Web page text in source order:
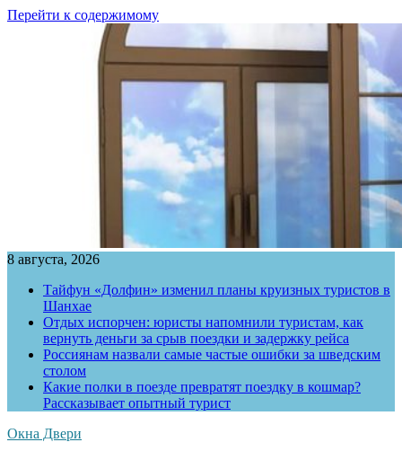
Перейти к содержимому
8 августа, 2026
Тайфун «Долфин» изменил планы круизных туристов в
Шанхае
Отдых испорчен: юристы напомнили туристам, как
вернуть деньги за срыв поездки и задержку рейса
Россиянам назвали самые частые ошибки за шведским
столом
Какие полки в поезде превратят поездку в кошмар?
Рассказывает опытный турист
Окна Двери